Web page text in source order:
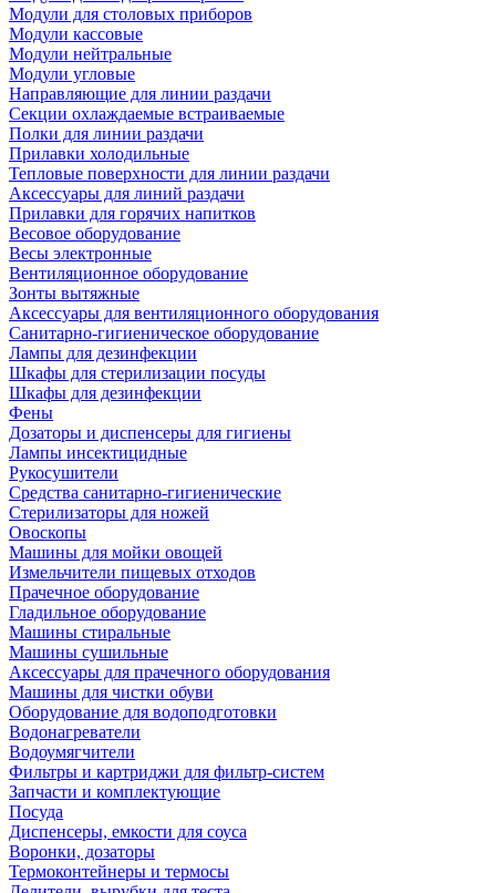
Модули для столовых приборов
Модули кассовые
Модули нейтральные
Модули угловые
Направляющие для линии раздачи
Секции охлаждаемые встраиваемые
Полки для линии раздачи
Прилавки холодильные
Тепловые поверхности для линии раздачи
Аксессуары для линий раздачи
Прилавки для горячих напитков
Весовое оборудование
Весы электронные
Вентиляционное оборудование
Зонты вытяжные
Аксессуары для вентиляционного оборудования
Санитарно-гигиеническое оборудование
Лампы для дезинфекции
Шкафы для стерилизации посуды
Шкафы для дезинфекции
Фены
Дозаторы и диспенсеры для гигиены
Лампы инсектицидные
Рукосушители
Средства санитарно-гигиенические
Стерилизаторы для ножей
Овоскопы
Машины для мойки овощей
Измельчители пищевых отходов
Прачечное оборудование
Гладильное оборудование
Машины стиральные
Машины сушильные
Аксессуары для прачечного оборудования
Машины для чистки обуви
Оборудование для водоподготовки
Водонагреватели
Водоумягчители
Фильтры и картриджи для фильтр-систем
Запчасти и комплектующие
Посуда
Диспенсеры, емкости для соуса
Воронки, дозаторы
Термоконтейнеры и термосы